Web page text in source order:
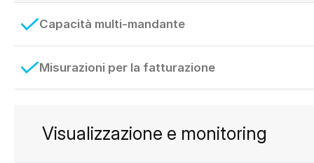
Capacità multi-mandante
Misurazioni per la fatturazione
Visualizzazione e monitoring